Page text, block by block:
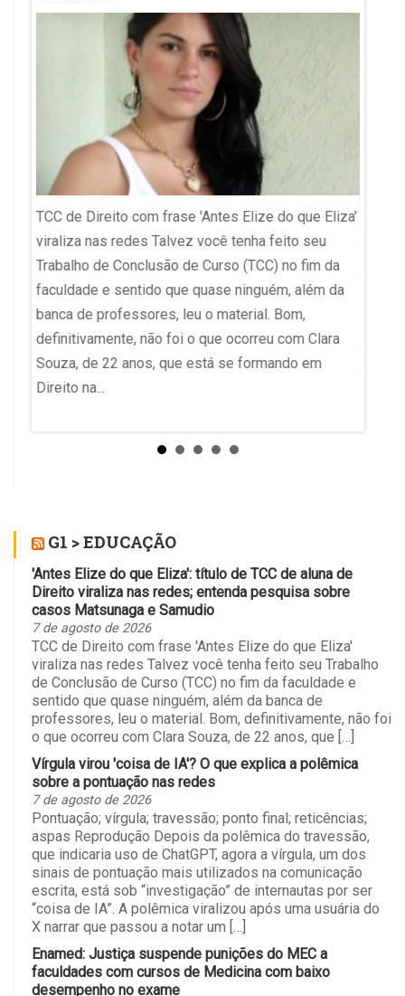
TCC de Direito com frase 'Antes Elize do que Eliza'
viraliza nas redes Talvez você tenha feito seu
Trabalho de Conclusão de Curso (TCC) no fim da
faculdade e sentido que quase ninguém, além da
banca de professores, leu o material. Bom,
definitivamente, não foi o que ocorreu com Clara
Souza, de 22 anos, que está se formando em
Direito na...
G1 > EDUCAÇÃO
'Antes Elize do que Eliza': título de TCC de aluna de
Direito viraliza nas redes; entenda pesquisa sobre
casos Matsunaga e Samudio
7 de agosto de 2026
TCC de Direito com frase 'Antes Elize do que Eliza'
viraliza nas redes Talvez você tenha feito seu Trabalho
de Conclusão de Curso (TCC) no fim da faculdade e
sentido que quase ninguém, além da banca de
professores, leu o material. Bom, definitivamente, não foi
o que ocorreu com Clara Souza, de 22 anos, que […]
Vírgula virou 'coisa de IA'? O que explica a polêmica
sobre a pontuação nas redes
7 de agosto de 2026
Pontuação; vírgula; travessão; ponto final; reticências;
aspas Reprodução Depois da polêmica do travessão,
que indicaria uso de ChatGPT, agora a vírgula, um dos
sinais de pontuação mais utilizados na comunicação
escrita, está sob “investigação” de internautas por ser
“coisa de IA”. A polêmica viralizou após uma usuária do
X narrar que passou a notar um […]
Enamed: Justiça suspende punições do MEC a
faculdades com cursos de Medicina com baixo
desempenho no exame